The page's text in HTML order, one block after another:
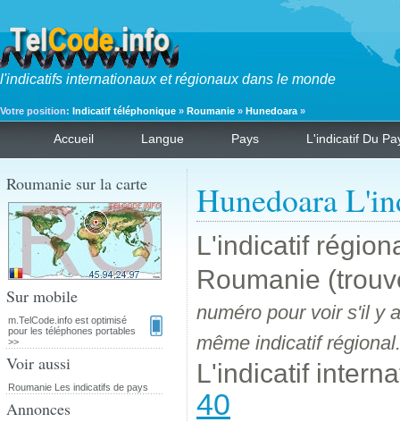
l'indicatifs internationaux et régionaux dans le monde
Votre position: Indicatif téléphonique » Roumanie » Hunedoara »
Accueil Langue Pays L'indicatif Du
Hunedoara
L'indicatif
Roumanie
numéro pour voir s'il y
même indicatif régional.
L'indicatif
40
Roumanie sur la carte
Sur mobile
m.TelCode.info est optimisé
pour les téléphones portables
>>
Voir aussi
Roumanie Les indicatifs de pays
Annonces